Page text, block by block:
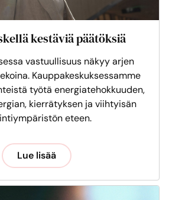
kestäviä päätöksiä
vastuullisuus näkyy arjen
Kauppakeskuksessamme
työtä energiatehokkuuden,
kierrätyksen ja viihtyisän
eteen.
Lue lisää